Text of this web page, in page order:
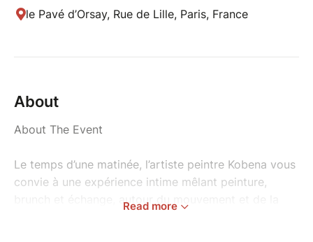
le Pavé d’Orsay, Rue de Lille, Paris, France
About
About The Event
Le temps d’une matinée, l’artiste peintre Kobena vous
convie à une expérience intime mêlant peinture,
brunch et échange, autour du mouvement et de la
Read more